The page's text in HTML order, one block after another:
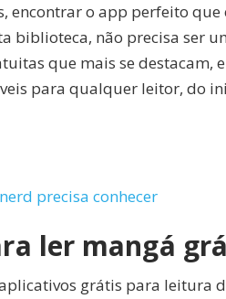
encontrar o app perfeito que
biblioteca, não precisa ser
que mais se destacam,
para qualquer leitor, do
precisa conhecer
ler mangá
grátis para leitura